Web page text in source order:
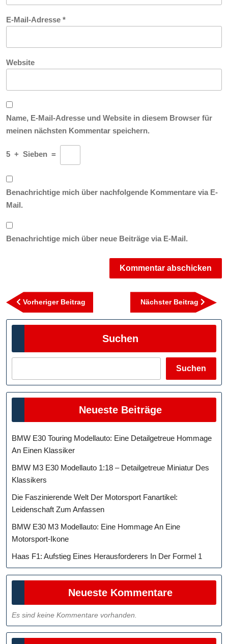
E-Mail-Adresse *
Website
Name, E-Mail-Adresse und Website in diesem Browser für
meinen nächsten Kommentar speichern.
5 + Sieben =
Benachrichtige mich über nachfolgende Kommentare via E-
Mail.
Benachrichtige mich über neue Beiträge via E-Mail.
Beitragsnavigation
Vorheriger Beitrag
Beitrag
Nächster Beitrag
Suchen
Suchen
Neueste Beiträge
BMW E30 Touring Modellauto: Eine Detailgetreue Hommage
An Einen Klassiker
BMW M3 E30 Modellauto 1:18 – Detailgetreue Miniatur Des
Klassikers
Die Faszinierende Welt Der Motorsport Fanartikel:
Leidenschaft Zum Anfassen
BMW E30 M3 Modellauto: Eine Hommage An Eine
Motorsport-Ikone
Haas F1: Aufstieg Eines Herausforderers In Der Formel 1
Neueste Kommentare
Es sind keine Kommentare vorhanden.